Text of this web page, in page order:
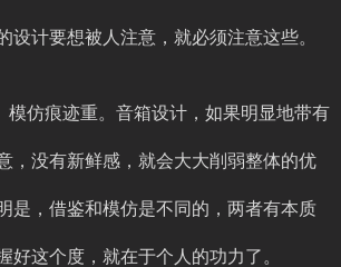
设计要想被人注意，就必须注意这些。
仿痕迹重。音箱设计，如果明显地带有
，没有新鲜感，就会大大削弱整体的优
是，借鉴和模仿是不同的，两者有本质
好这个度，就在于个人的功力了。